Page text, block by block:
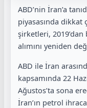
ABD’nin İran’a
piyasasında dikkat
şirketleri,
alımını yeniden
ABD ile İran
kapsamında 22
Ağustos’ta sona
İran’ın petrol